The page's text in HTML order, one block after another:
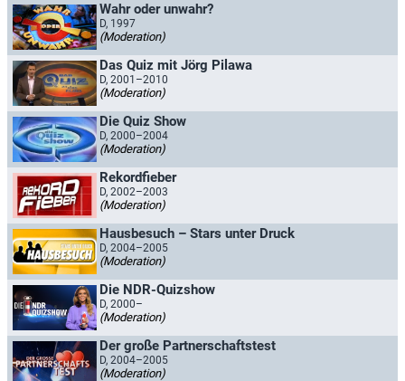
Wahr oder unwahr?
D, 1997
(Moderation)
Das Quiz mit Jörg Pilawa
D, 2001–2010
(Moderation)
Die Quiz Show
D, 2000–2004
(Moderation)
Rekordfieber
D, 2002–2003
(Moderation)
Hausbesuch – Stars unter Druck
D, 2004–2005
(Moderation)
Die NDR-Quizshow
D, 2000–
(Moderation)
Der große Partnerschaftstest
D, 2004–2005
(Moderation)